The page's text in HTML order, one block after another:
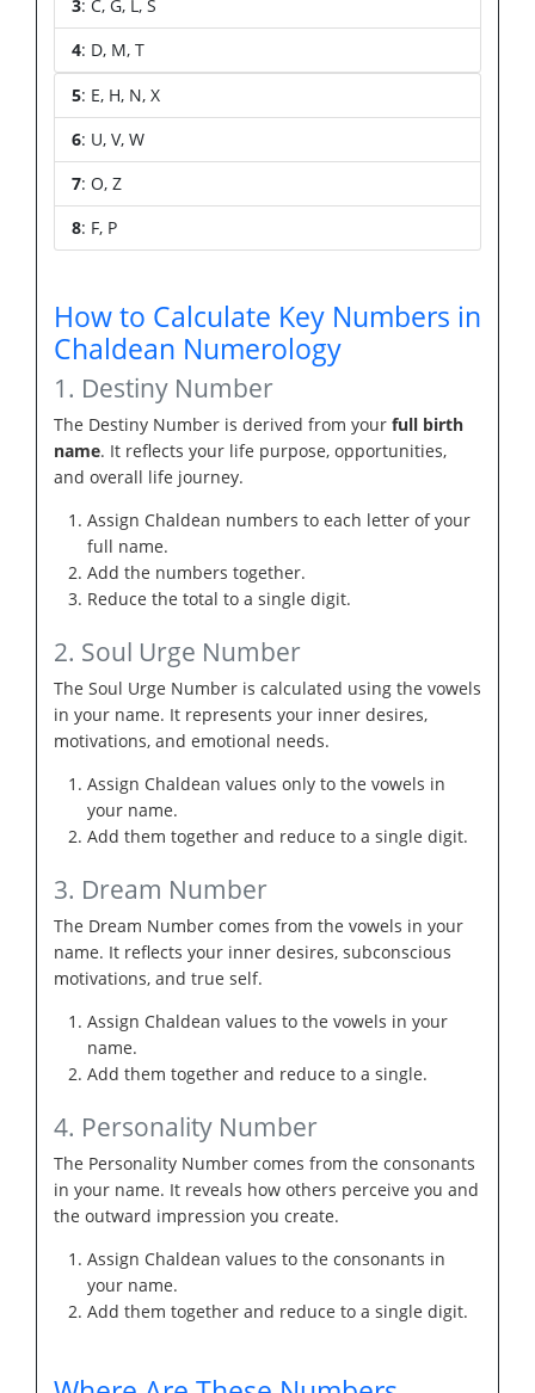
3: C, G, L, S
4: D, M, T
5: E, H, N, X
6: U, V, W
7: O, Z
8: F, P
How to Calculate Key Numbers in
Chaldean Numerology
1. Destiny Number
The Destiny Number is derived from your full birth
name. It reflects your life purpose, opportunities,
and overall life journey.
Assign Chaldean numbers to each letter of your
full name.
Add the numbers together.
Reduce the total to a single digit.
2. Soul Urge Number
The Soul Urge Number is calculated using the vowels
in your name. It represents your inner desires,
motivations, and emotional needs.
Assign Chaldean values only to the vowels in
your name.
Add them together and reduce to a single digit.
3. Dream Number
The Dream Number comes from the vowels in your
name. It reflects your inner desires, subconscious
motivations, and true self.
Assign Chaldean values to the vowels in your
name.
Add them together and reduce to a single.
4. Personality Number
The Personality Number comes from the consonants
in your name. It reveals how others perceive you and
the outward impression you create.
Assign Chaldean values to the consonants in
your name.
Add them together and reduce to a single digit.